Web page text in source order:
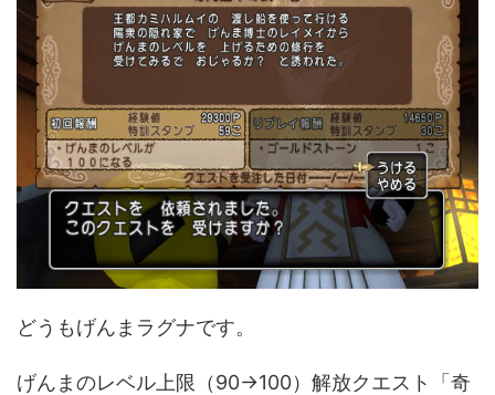
どうもげんまラグナです。
げんまのレベル上限（90→100）解放クエスト「奇